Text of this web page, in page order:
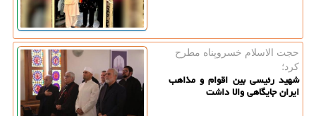
حجت الاسلام خسروپناه مطرح
كرد؛
شهید رئیسی بین اقوام و مذاهب
ایران جایگاهی والا داشت